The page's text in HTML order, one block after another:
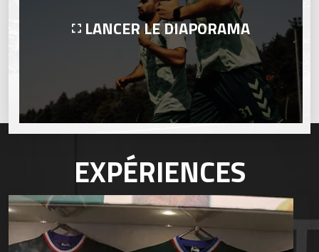
LANCER LE DIAPORAMA
EXPÉRIENCES